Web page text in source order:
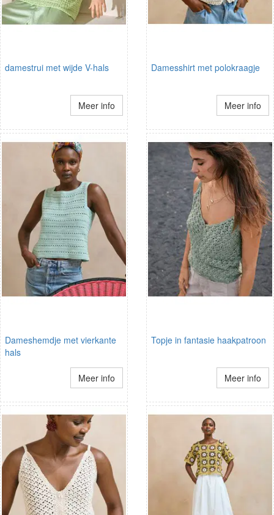
damestrui met wijde V-hals
Meer info
Damesshirt met polokraagje
Meer info
Dameshemdje met vierkante
hals
Meer info
Topje in fantasie haakpatroon
Meer info